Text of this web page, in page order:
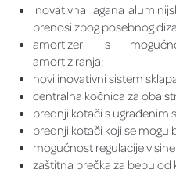
inovativna lagana
prenosi zbog posebnog
amortizeri s
amortiziranja;
novi inovativni sistem
centralna kočnica za oba
prednji kotači s ugrađenim
prednji kotači koji se mogu
mogućnost regulacije
zaštitna prečka za bebu od